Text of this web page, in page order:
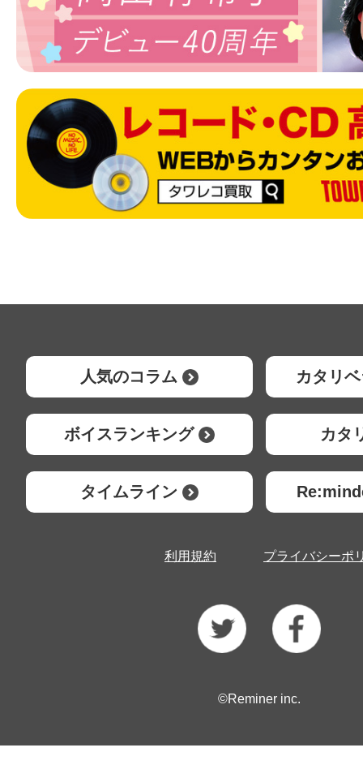
人気のコラム カタリ
ボイスランキング カタ
タイムライン
利用規約 プライバシーポ
©Reminer inc.